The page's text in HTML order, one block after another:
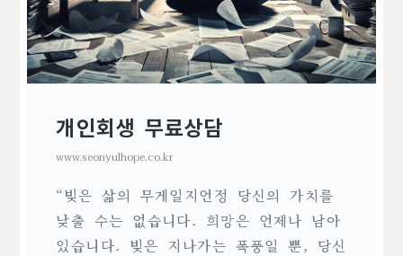
개인회생 무료상담
www.seonyulhope.co.kr
“빚은 삶의 무게일지언정 당신의 가치를
낮출 수는 없습니다. 희망은 언제나 남아
있습니다. 빚은 지나가는 폭풍일 뿐, 당신